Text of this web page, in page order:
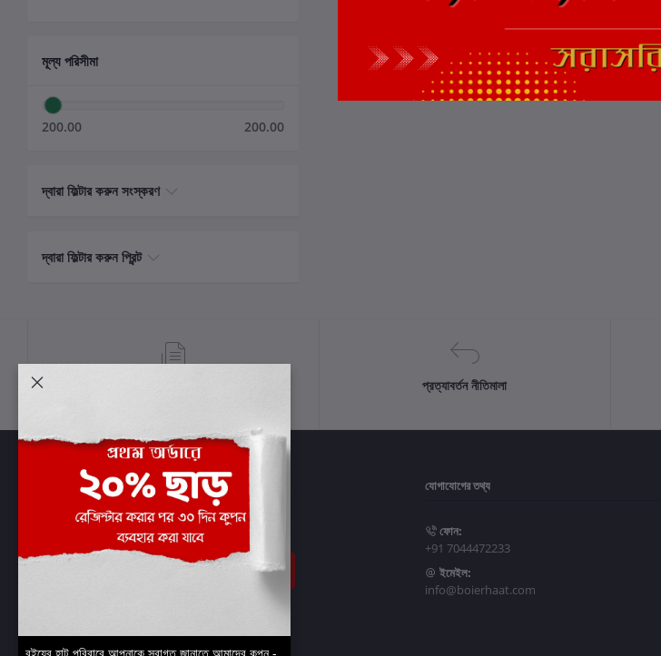
মূল্য পরিসীমা
200.00 200.00
দ্বারা ফিল্টার করুন সংস্করণ
দ্বারা ফিল্টার করুন প্রিন্ট
প্রত্যাবর্তন নীতিমালা
সাবস্ক্রাইব
যোগাযোগের তথ্য
ফোন:
+91 7044472233
ইমেইল:
info@boierhaat.com